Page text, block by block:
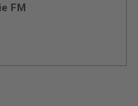
FM